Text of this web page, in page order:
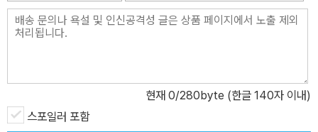
현재 0/280byte (한글 140자 이내)
스포일러 포함